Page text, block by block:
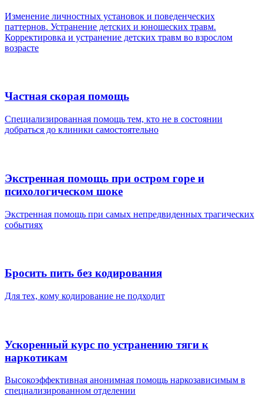
Изменение личностных установок и поведенческих
паттернов. Устранение детских и юношеских травм.
Корректировка и устранение детских травм во взрослом
возрасте
Частная скорая помощь
Специализированная помощь тем, кто не в состоянии
добраться до клиники самостоятельно
Экстренная помощь при остром горе и
психологическом шоке
Экстренная помощь при самых непредвиденных трагических
событиях
Бросить пить без кодирования
Для тех, кому кодирование не подходит
Ускоренный курс по устранению тяги к
наркотикам
Высокоэффективная анонимная помощь наркозависимым в
специализированном отделении